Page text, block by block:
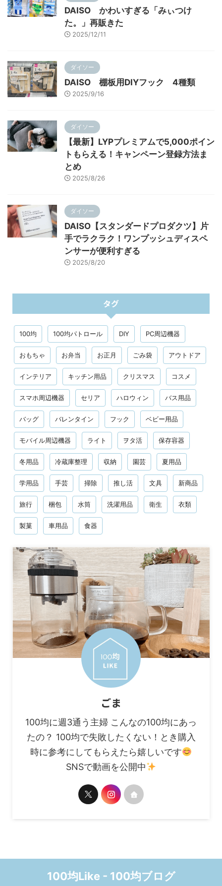
DAISO かわいすぎる「みぃつけ
た。」再販きた
2025/12/11
ダイソー
DAISO 棚板用DIYフック 4種類
2025/9/16
ダイソー
【最新】LYPプレミアムで5,000ポイン
トもらえる！キャンペーン登録方法ま
とめ
2025/8/26
ダイソー
DAISO【スタンダードプロダクツ】片
手でラクラク！ワンプッシュディスペ
ンサーが便利すぎる
2025/8/20
タグ
100均 100均パトロール DIY PC周辺機器
おもちゃ お弁当 お正月 ごみ袋 アウトドア
インテリア キッチン用品 クリスマス コスメ
スマホ周辺機器 セリア ハロウィン バス用品
バッグ バレンタイン フック ベビー用品
モバイル周辺機器 ライト ヲタ活 保存容器
冬用品 冷蔵庫整理 収納 園芸 夏用品
学用品 手芸 掃除 推し活 文具 新商品
旅行 梱包 水筒 洗濯用品 衛生 衣類
製菓 車用品 食器
ごま
100均に週3通う主婦 こんなの100均にあっ
たの？ 100均で失敗したくない！とき購入
時に参考にしてもらえたら嬉しいです
SNSで動画を公開中
100均Like - 100均ブログ